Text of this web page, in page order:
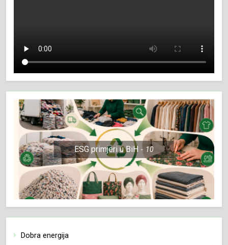
ESG primjeri u BiH 10
Dobra energija